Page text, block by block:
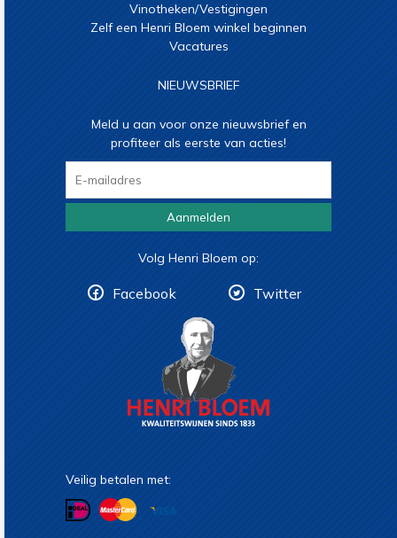
Vinotheken/Vestigingen
Zelf een Henri Bloem winkel beginnen
Vacatures
NIEUWSBRIEF
Meld u aan voor onze nieuwsbrief en
profiteer als eerste van acties!
Aanmelden
Volg Henri Bloem op:
Facebook Twitter
Veilig betalen met: